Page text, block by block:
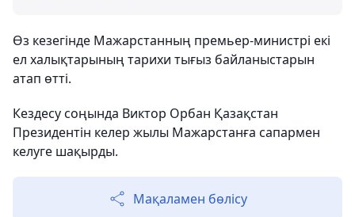
Өз кезегінде Мажарстанның премьер-министрі екі
ел халықтарының тарихи тығыз байланыстарын
атап өтті.
Кездесу соңында Виктор Орбан Қазақстан
Президентін келер жылы Мажарстанға сапармен
келуге шақырды.
Мақаламен бөлісу